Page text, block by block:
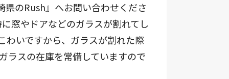
のRush』へお問い合わせくださ
窓やドアなどのガラスが割れてし
わいですから、ガラスが割れた際
ラスの在庫を常備していますので